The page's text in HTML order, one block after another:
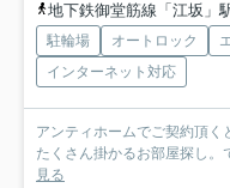
地下鉄御堂筋線「江坂」
駐輪場 オートロック
インターネット対応
アンティホームでご契約頂
たくさん掛かるお部屋探し。
見る